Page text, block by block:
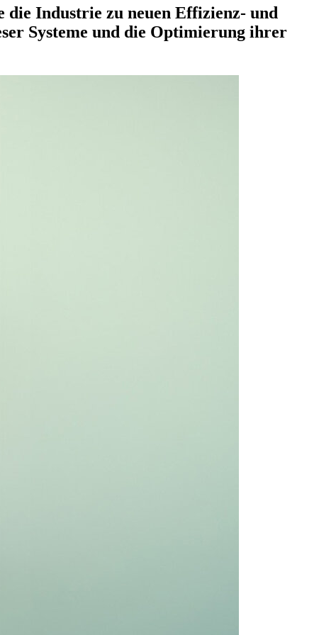
die Industrie zu neuen Effizienz- und
Systeme und die Optimierung ihrer